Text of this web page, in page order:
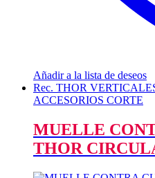
Añadir a la lista de deseos
Rec. THOR
ACCESORIOS CORTE
MUELLE
THOR